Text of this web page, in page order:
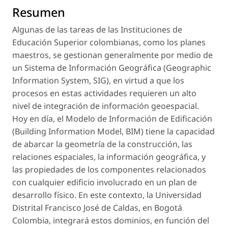
Resumen
Algunas de las tareas de las Instituciones de
Educación Superior colombianas, como los planes
maestros, se gestionan generalmente por medio de
un Sistema de Información Geográfica (Geographic
Information System, SIG), en virtud a que los
procesos en estas actividades requieren un alto
nivel de integración de información geoespacial.
Hoy en día, el Modelo de Información de Edificación
(Building Information Model, BIM) tiene la capacidad
de abarcar la geometría de la construcción, las
relaciones espaciales, la información geográfica, y
las propiedades de los componentes relacionados
con cualquier edificio involucrado en un plan de
desarrollo físico. En este contexto, la Universidad
Distrital Francisco José de Caldas, en Bogotá
Colombia, integrará estos dominios, en función del